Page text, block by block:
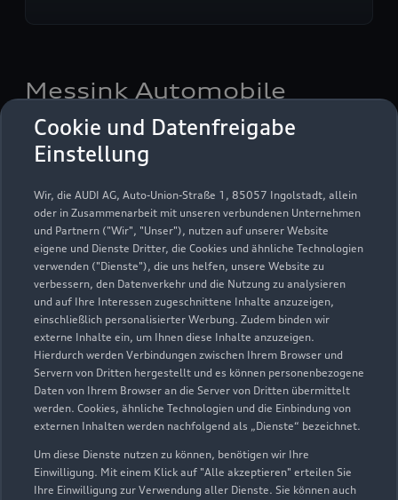
Cookie und Datenfreigabe
Einstellung
Wir, die AUDI AG, Auto-Union-Straße 1, 85057 Ingolstadt, allein
oder in Zusammenarbeit mit unseren verbundenen Unternehmen
und Partnern ("Wir", "Unser"), nutzen auf unserer Website
eigene und Dienste Dritter, die Cookies und ähnliche Technologien
verwenden ("Dienste"), die uns helfen, unsere Website zu
verbessern, den Datenverkehr und die Nutzung zu analysieren
und auf Ihre Interessen zugeschnittene Inhalte anzuzeigen,
einschließlich personalisierter Werbung. Zudem binden wir
externe Inhalte ein, um Ihnen diese Inhalte anzuzeigen.
Hierdurch werden Verbindungen zwischen Ihrem Browser und
Servern von Dritten hergestellt und es können personenbezogene
Daten von Ihrem Browser an die Server von Dritten übermittelt
werden. Cookies, ähnliche Technologien und die Einbindung von
externen Inhalten werden nachfolgend als „Dienste“ bezeichnet.
Um diese Dienste nutzen zu können, benötigen wir Ihre
Einwilligung. Mit einem Klick auf "Alle akzeptieren" erteilen Sie
Ihre Einwilligung zur Verwendung aller Dienste. Sie können auch
Messink Automobile
GmbH & Co. KG
Autoverkauf
Servicepartner
Neuenhöhe 27
42929 Wermelskirchen